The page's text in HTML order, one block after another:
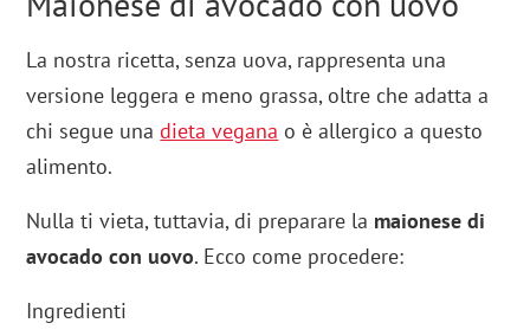
La nostra ricetta, senza uova, rappresenta una
versione leggera e meno grassa, oltre che adatta a
chi segue unadieta vegana o è allergico a questo
alimento.
Nulla ti vieta, tuttavia, di preparare la maionese di
avocado con uovo. Ecco come procedere:
Ingredienti